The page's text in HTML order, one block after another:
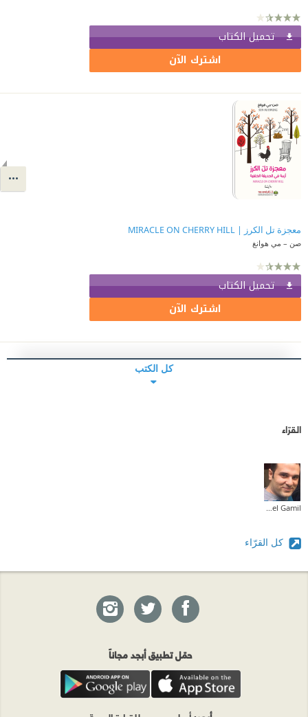
تحميل الكتاب
اشترك الآن
معجزة تل الكرز | MIRACLE ON CHERRY HILL
صن – مي هوانغ
تحميل الكتاب
اشترك الآن
كل الكتب
القرّاء
Michael Gamil
كل القرّاء
حمّل تطبيق أبجد مجاناً